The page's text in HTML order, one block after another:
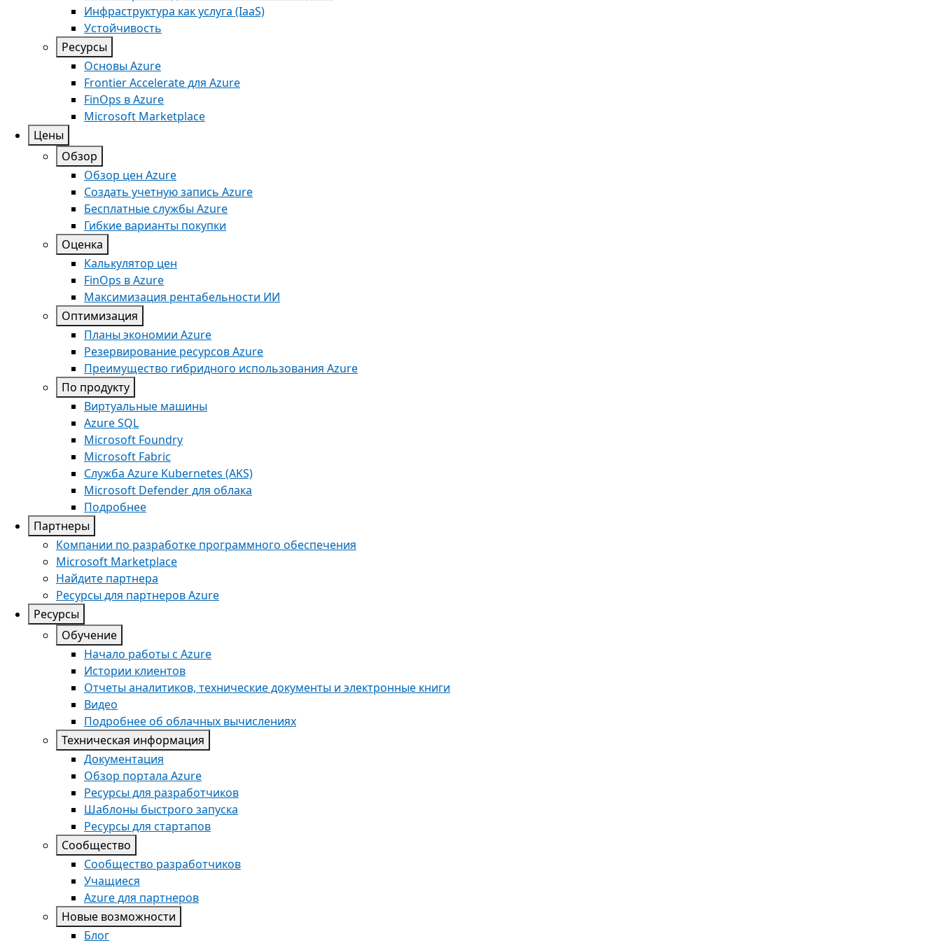
Инфраструктура как услуга (IaaS)
Устойчивость
Ресурсы
Oсновы Azure
Frontier Accelerate для Azure
FinOps в Azure
Microsoft Marketplace
Цены
Обзор
Обзор цен Azure
Создать учетную запись Azure
Бесплатные службы Azure
Гибкие варианты покупки
Оценка
Калькулятор цен
FinOps в Azure
Максимизация рентабельности ИИ
Оптимизация
Планы экономии Azure
Резервирование ресурсов Azure
Преимущество гибридного использования Azure
По продукту
Виртуальные машины
Azure SQL
Microsoft Foundry
Microsoft Fabric
Служба Azure Kubernetes (AKS)
Microsoft Defender для облака
Подробнее
Партнеры
Компании по разработке программного обеспечения
Microsoft Marketplace
Найдите партнера
Ресурсы для партнеров Azure
Ресурсы
Обучение
Начало работы с Azure
Истории клиентов
Отчеты аналитиков, технические документы и электронные книги
Видео
Подробнее об облачных вычислениях
Техническая информация
Документация
Обзор портала Azure
Ресурсы для разработчиков
Шаблоны быстрого запуска
Ресурсы для стартапов
Сообщество
Сообщество разработчиков
Учащиеся
Azure для партнеров
Новые возможности
Блог